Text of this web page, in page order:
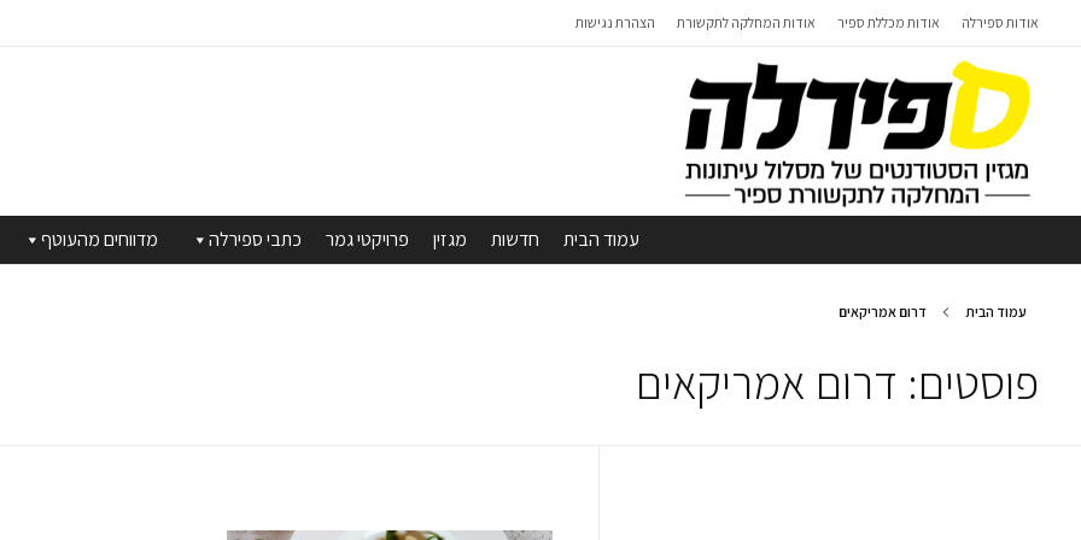
אודות ספירלה אודות מכללת ספיר אודות המחלקה לתקשורת הצהרת נגישות
עמוד הבית חדשות מגזין פרויקטי גמר כתבי ספירלה מדווחים מהעוטף
עמוד הבית דרום אמריקאים
פוסטים: דרום אמריקאים